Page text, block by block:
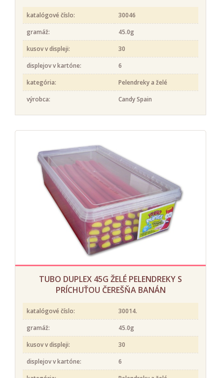
katalógové číslo:
30046
gramáž:
45.0g
kusov v displeji:
30
displejov v kartóne:
6
kategória:
Pelendreky a želé
výrobca:
Candy Spain
TUBO DUPLEX 45G ŽELÉ PELENDREKY S
PRÍCHUŤOU ČEREŠŇA BANÁN
katalógové číslo:
30014.
gramáž:
45.0g
kusov v displeji:
30
displejov v kartóne:
6